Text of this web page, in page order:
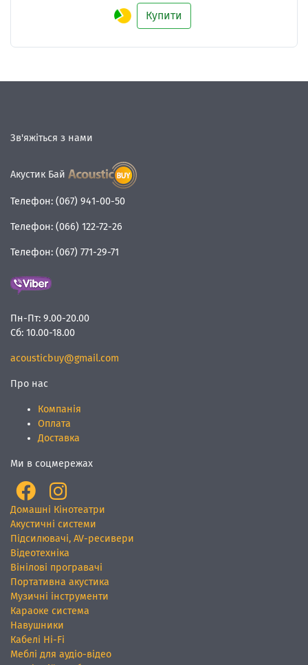
Купити
Зв'яжіться з нами
Акустик Бай
Телефон: (067) 941-00-50
Телефон: (066) 122-72-26
Телефон: (067) 771-29-71
Пн-Пт: 9.00-20.00
Сб: 10.00-18.00
acousticbuy@gmail.com
Про нас
Компанія
Оплата
Доставка
Ми в соцмережах
Домашні Кінотеатри
Акустичні системи
Підсилювачі, AV-ресивери
Відеотехніка
Вінілові програвачі
Портативна акустика
Музичні інструменти
Караоке система
Навушники
Кабелі Hi-Fi
Меблі для аудіо-відео